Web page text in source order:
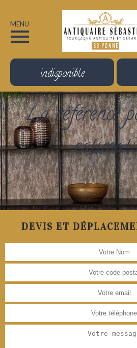
MENU
indisponible
La référence
DEVIS ET